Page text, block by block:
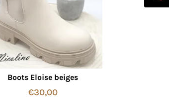
Boots Eloise beiges
€30,00